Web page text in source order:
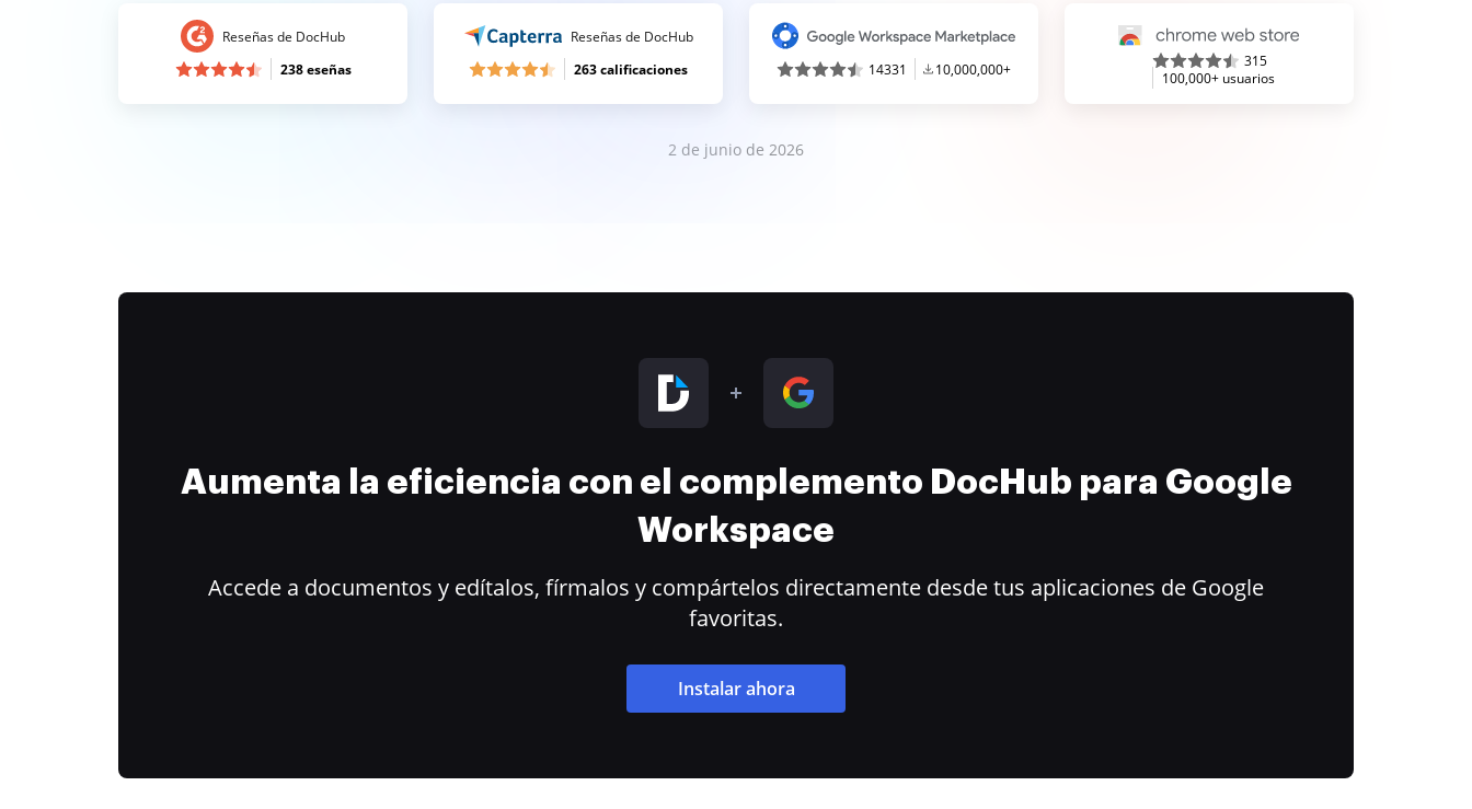
Reseñas de DocHub
238 eseñas
Reseñas de DocHub
263 calificaciones
14331 10,000,000+
315
100,000+ usuarios
2 de junio de 2026
Aumenta la eficiencia con el complemento DocHub para Google
Workspace
Accede a documentos y edítalos, fírmalos y compártelos directamente desde tus aplicaciones de Google
favoritas.
Instalar ahora